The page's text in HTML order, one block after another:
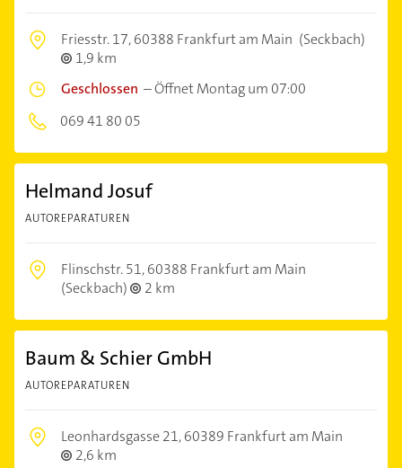
Friesstr. 17,60388 Frankfurt am Main (Seckbach)
1,9 km
Geschlossen –Öffnet Montag um 07:00
069 41 80 05
Helmand Josuf
AUTOREPARATUREN
Flinschstr. 51,60388 Frankfurt am Main
(Seckbach)
2 km
Baum & Schier GmbH
AUTOREPARATUREN
Leonhardsgasse 21,60389 Frankfurt am Main
2,6 km